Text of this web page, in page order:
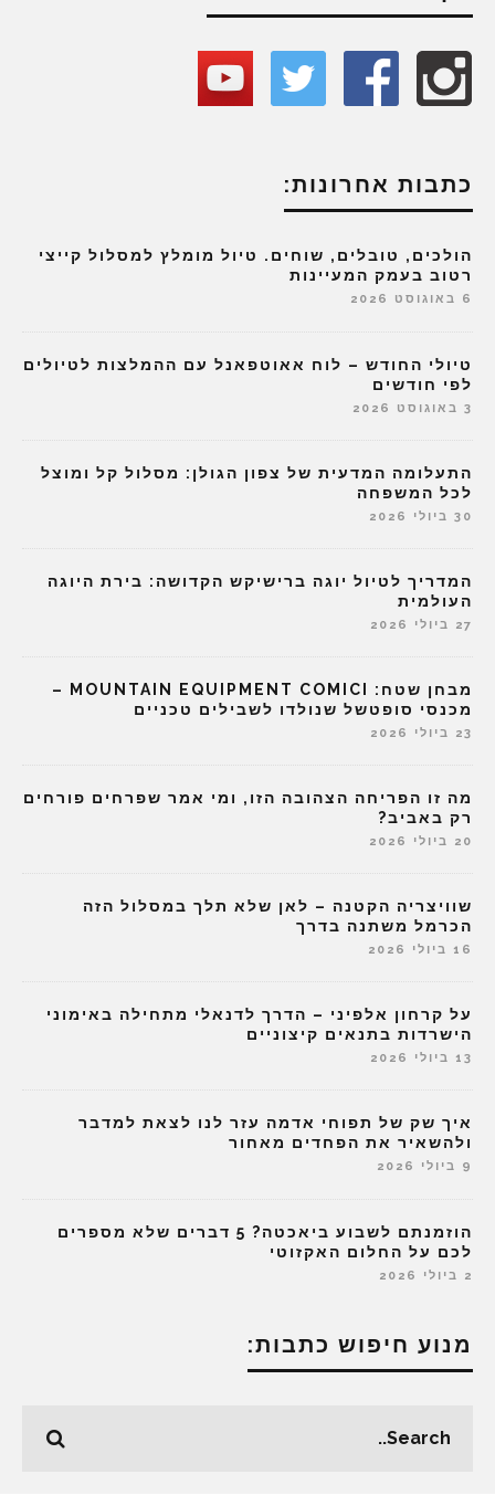
כתבות אחרונות:
הולכים, טובלים, שוחים. טיול מומלץ למסלול קייצי
רטוב בעמק המעיינות
6 באוגוסט 2026
טיולי החודש – לוח אאוטפאנל עם ההמלצות לטיולים
לפי חודשים
3 באוגוסט 2026
התעלומה המדעית של צפון הגולן: מסלול קל ומוצל
לכל המשפחה
30 ביולי 2026
המדריך לטיול יוגה ברישיקש הקדושה: בירת היוגה
העולמית
27 ביולי 2026
מבחן שטח: MOUNTAIN EQUIPMENT COMICI –
מכנסי סופטשל שנולדו לשבילים טכניים
23 ביולי 2026
מה זו הפריחה הצהובה הזו, ומי אמר שפרחים פורחים
רק באביב?
20 ביולי 2026
שוויצריה הקטנה – לאן שלא תלך במסלול הזה
הכרמל משתנה בדרך
16 ביולי 2026
על קרחון אלפיני – הדרך לדנאלי מתחילה באימוני
הישרדות בתנאים קיצוניים
13 ביולי 2026
איך שק של תפוחי אדמה עזר לנו לצאת למדבר
ולהשאיר את הפחדים מאחור
9 ביולי 2026
הוזמנתם לשבוע ביאכטה? 5 דברים שלא מספרים
לכם על החלום האקזוטי
2 ביולי 2026
מנוע חיפוש כתבות: